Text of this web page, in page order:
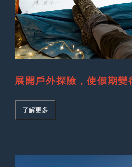
展開戶外探險，使假期變
了解更多